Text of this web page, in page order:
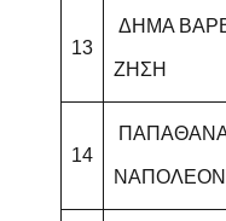
13
ΔΗΜΑ
ΖΗΣΗ
14